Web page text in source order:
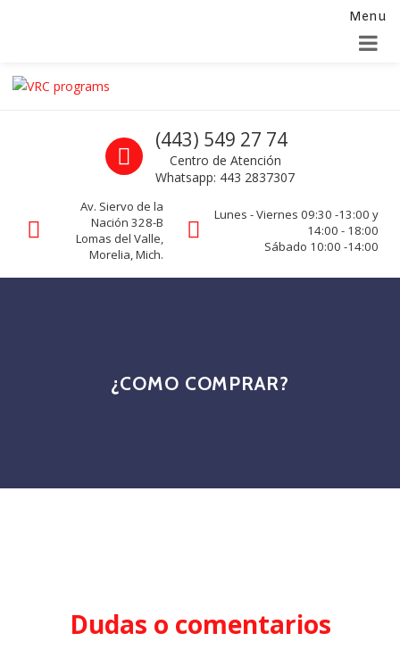
Menu
Skip to navigation
Skip to content
La seguridad de su empresa es nuestro negocio.
Call us
(443) 549 27 74
Centro de Atención
Whatsapp: 443 2837307
Av. Siervo de la
Nación 328-B
Lomas del Valle,
Morelia, Mich.
Lunes - Viernes 09:30 -13:00 y
14:00 - 18:00
Sábado 10:00 -14:00
¿COMO COMPRAR?
Dudas o comentarios